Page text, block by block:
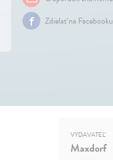
Zdielať na Facebooku
VYDAVATEĽ
Maxdorf